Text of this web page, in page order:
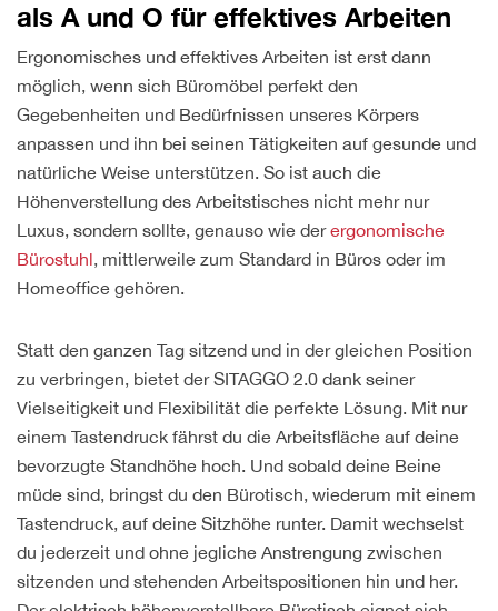
als A und O für effektives Arbeiten
Ergonomisches und effektives Arbeiten ist erst dann
möglich, wenn sich Büromöbel perfekt den
Gegebenheiten und Bedürfnissen unseres Körpers
anpassen und ihn bei seinen Tätigkeiten auf gesunde und
natürliche Weise unterstützen. So ist auch die
Höhenverstellung des Arbeitstisches nicht mehr nur
Luxus, sondern sollte, genauso wie derergonomische
Bürostuhl, mittlerweile zum Standard in Büros oder im
Homeoffice gehören.
Statt den ganzen Tag sitzend und in der gleichen Position
zu verbringen, bietet der SITAGGO 2.0 dank seiner
Vielseitigkeit und Flexibilität die perfekte Lösung. Mit nur
einem Tastendruck fährst du die Arbeitsfläche auf deine
bevorzugte Standhöhe hoch. Und sobald deine Beine
müde sind, bringst du den Bürotisch, wiederum mit einem
Tastendruck, auf deine Sitzhöhe runter. Damit wechselst
du jederzeit und ohne jegliche Anstrengung zwischen
sitzenden und stehenden Arbeitspositionen hin und her.